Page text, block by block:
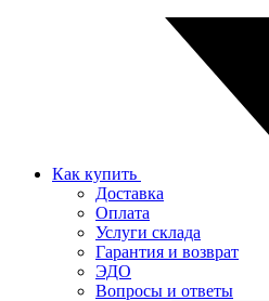
Как купить
Доставка
Оплата
Услуги склада
Гарантия и возврат
ЭДО
Вопросы и ответы